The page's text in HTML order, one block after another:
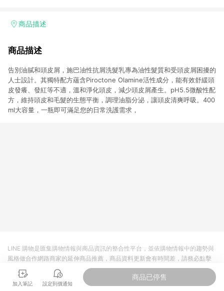
加入WOW會員告別湊免運，火箭速配、火箭跨境優質選品不限金
商品描述
商品描述
告別油膩和頭皮屑，施巴油性抗屑洗髮乳專為油性髮質和受頭皮屑困擾的
人士設計。其獨特配方蘊含Piroctone Olamine活性成分，能有效舒緩頭
皮發癢、發紅等不適，溫和淨化頭皮，減少頭皮屑產生。pH5.5微酸性配
方，維持頭皮和毛髮的生態平衡，調理油脂分泌，讓頭皮清爽呼吸。400
ml大容量，一瓶即可滿足您的日常洗護需求，
加入筆記 設定到價通知
商品已停售
LINE 購物是匯集購物情報與商品資訊的整合性平台，並依購物情報中的趨勢與
風格做合作網路商家的延伸商品推薦，商品資料更新會有時間差，請務必點擊
商品至各合作網路商家，確認現售價與購物條件，一切資訊以合作廠商網頁為
準。